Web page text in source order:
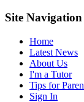
Site Navigation
Home
Latest News
About Us
I'm a Tutor
Tips for
Sign In